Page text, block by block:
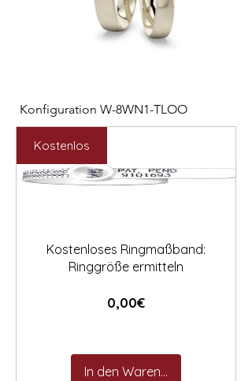
Konfiguration W-8WN1-TLOO
Preis
2.547,00 €
Preis
Kostenlos
Kostenloses Ringmaßband:
Ringgröße ermitteln
0,00€Preis
In den Warenkorb